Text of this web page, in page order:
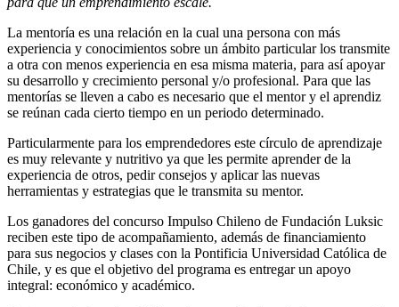
La mentoría es una relación en la cual una persona con más
experiencia y conocimientos sobre un ámbito particular los transmite
a otra con menos experiencia en esa misma materia, para así apoyar
su desarrollo y crecimiento personal y/o profesional. Para que las
mentorías se lleven a cabo es necesario que el mentor y el aprendiz
se reúnan cada cierto tiempo en un periodo determinado.
Particularmente para los emprendedores este círculo de aprendizaje
es muy relevante y nutritivo ya que les permite aprender de la
experiencia de otros, pedir consejos y aplicar las nuevas
herramientas y estrategias que le transmita su mentor.
Los ganadores del concurso Impulso Chileno de Fundación Luksic
reciben este tipo de acompañamiento, además de financiamiento
para sus negocios y clases con la Pontificia Universidad Católica de
Chile, y es que el objetivo del programa es entregar un apoyo
integral: económico y académico.